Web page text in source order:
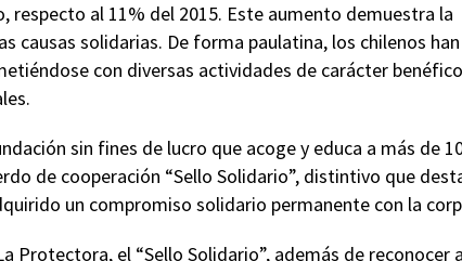
respecto al 11% del 2015. Este aumento demuestra la
causas solidarias. De forma paulatina, los chilenos
con diversas actividades de carácter
sin fines de lucro que acoge y educa a más de
de cooperación “Sello Solidario”, distintivo que
un compromiso solidario permanente con la
Protectora, el “Sello Solidario”, además de reconocer